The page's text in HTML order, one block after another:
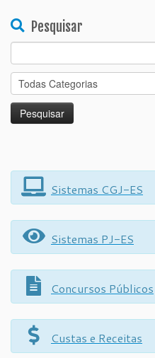
Pesquisar
Search
for:
Sistemas CGJ-ES
Sistemas PJ-ES
Concursos Públicos
Custas e Receitas